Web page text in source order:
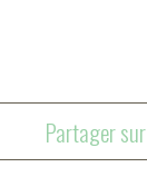
Partager sur